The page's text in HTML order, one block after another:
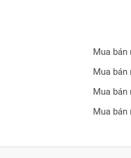
Mua bán
Mua bán
Mua bán
Mua bán